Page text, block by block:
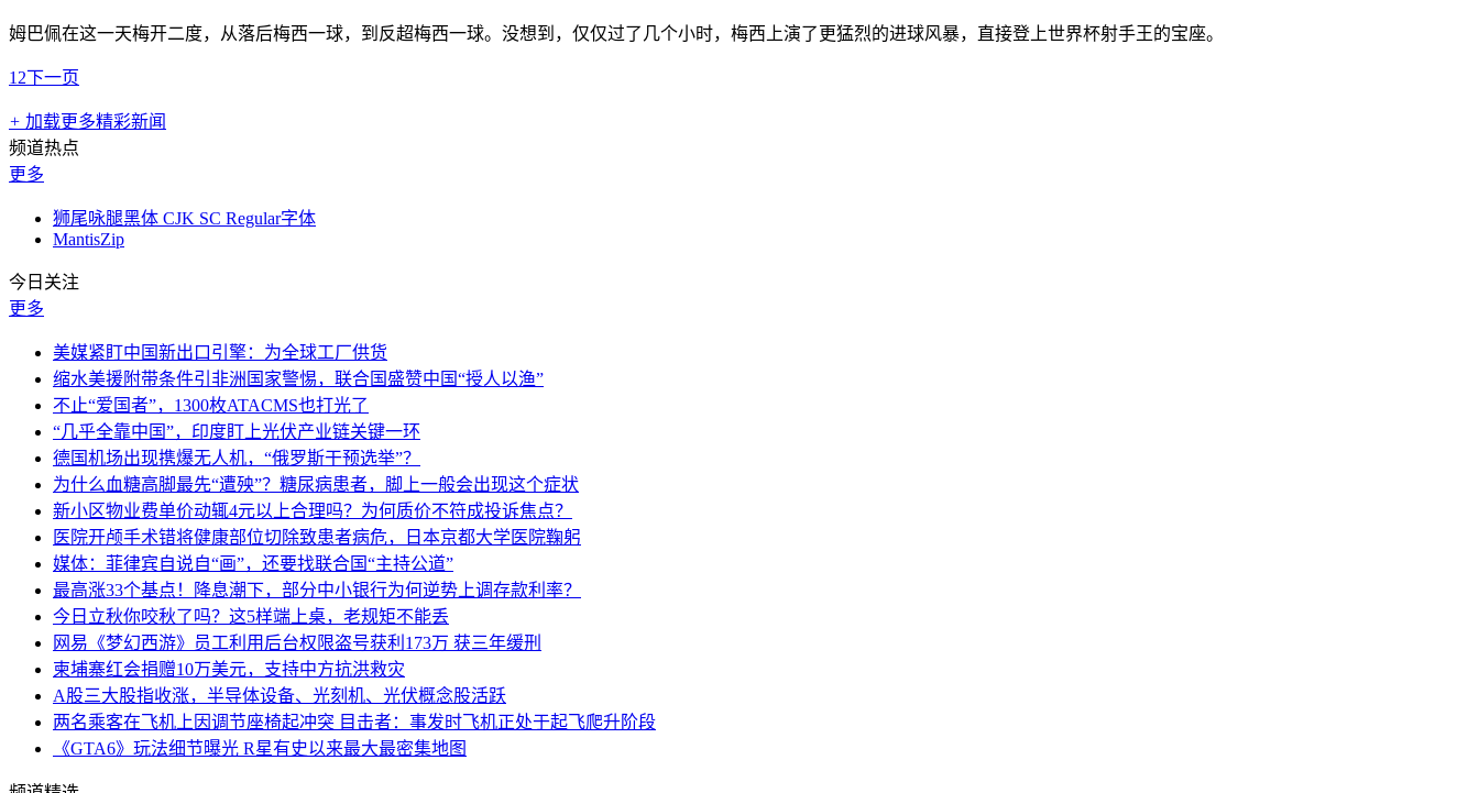
姆巴佩在这一天梅开二度，从落后梅西一球，到反超梅西一球。没想到，仅仅过了几个小时，梅西上演了更猛烈的进球风暴，直接登上世界杯射手王的宝座。
1 2下一页
+ 加载更多精彩新闻
频道热点
更多
狮尾咏腿黑体 CJK SC Regular字体
MantisZip
今日关注
更多
美媒紧盯中国新出口引擎：为全球工厂供货
缩水美援附带条件引非洲国家警惕，联合国盛赞中国“授人以渔”
不止“爱国者”，1300枚ATACMS也打光了
“几乎全靠中国”，印度盯上光伏产业链关键一环
德国机场出现携爆无人机，“俄罗斯干预选举”？
为什么血糖高脚最先“遭殃”？糖尿病患者，脚上一般会出现这个症状
新小区物业费单价动辄4元以上合理吗？为何质价不符成投诉焦点？
医院开颅手术错将健康部位切除致患者病危，日本京都大学医院鞠躬
媒体：菲律宾自说自“画”，还要找联合国“主持公道”
最高涨33个基点！降息潮下，部分中小银行为何逆势上调存款利率？
今日立秋你咬秋了吗？这5样端上桌，老规矩不能丢
网易《梦幻西游》员工利用后台权限盗号获利173万 获三年缓刑
柬埔寨红会捐赠10万美元，支持中方抗洪救灾
A股三大股指收涨，半导体设备、光刻机、光伏概念股活跃
两名乘客在飞机上因调节座椅起冲突 目击者：事发时飞机正处于起飞爬升阶段
《GTA6》玩法细节曝光 R星有史以来最大最密集地图